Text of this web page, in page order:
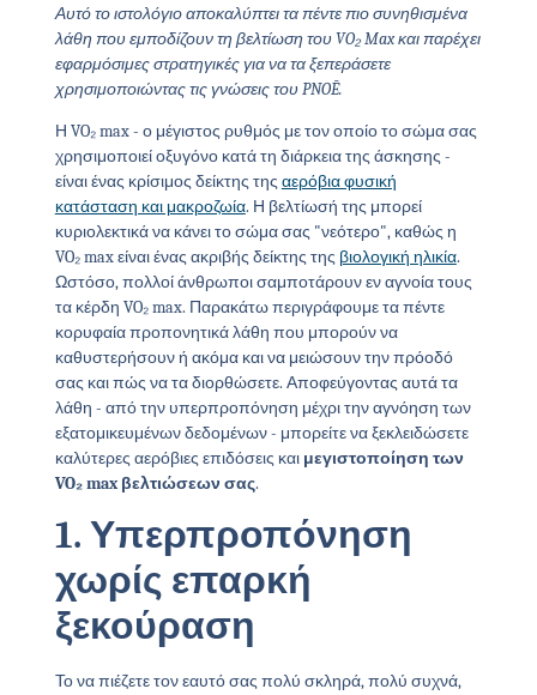
Αυτό το ιστολόγιο αποκαλύπτει τα πέντε πιο συνηθισμένα
λάθη που εμποδίζουν τη βελτίωση του VO₂ Max και παρέχει
εφαρμόσιμες στρατηγικές για να τα ξεπεράσετε
χρησιμοποιώντας τις γνώσεις του PNOĒ.
Η VO₂ max - ο μέγιστος ρυθμός με τον οποίο το σώμα σας
χρησιμοποιεί οξυγόνο κατά τη διάρκεια της άσκησης -
είναι ένας κρίσιμος δείκτης της αερόβια φυσική
κατάσταση και μακροζωία. Η βελτίωσή της μπορεί
κυριολεκτικά να κάνει το σώμα σας "νεότερο", καθώς η
VO₂ max είναι ένας ακριβής δείκτης της βιολογική ηλικία.
Ωστόσο, πολλοί άνθρωποι σαμποτάρουν εν αγνοία τους
τα κέρδη VO₂ max. Παρακάτω περιγράφουμε τα πέντε
κορυφαία προπονητικά λάθη που μπορούν να
καθυστερήσουν ή ακόμα και να μειώσουν την πρόοδό
σας και πώς να τα διορθώσετε. Αποφεύγοντας αυτά τα
λάθη - από την υπερπροπόνηση μέχρι την αγνόηση των
εξατομικευμένων δεδομένων - μπορείτε να ξεκλειδώσετε
καλύτερες αερόβιες επιδόσεις και μεγιστοποίηση των
VO₂ max βελτιώσεων σας.
1. Υπερπροπόνηση
χωρίς επαρκή
ξεκούραση
Το να πιέζετε τον εαυτό σας πολύ σκληρά, πολύ συχνά,